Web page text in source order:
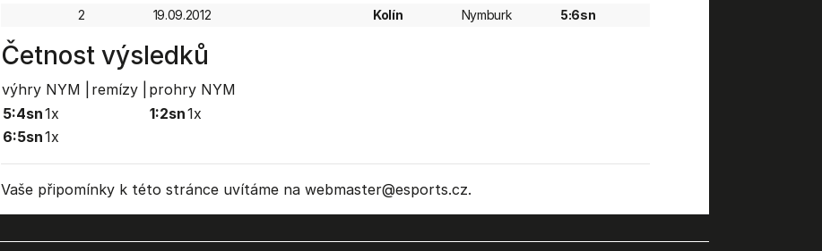
2
19.09.2012 Kolín Nymburk 5:6sn
Četnost výsledků
výhry NYM | remízy |
prohry NYM
5:4sn1x
6:5sn1x
1:2sn1x
Vaše připomínky k této stránce uvítáme na webmaster@esports.cz.